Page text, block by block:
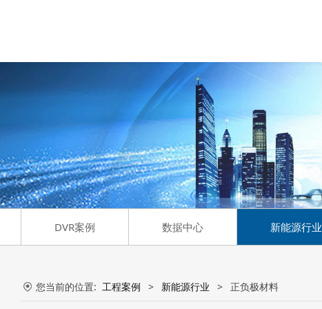
DVR案例 数据中心 新能源行业
您当前的位置: 工程案例 > 新能源行业 > 正负极材料